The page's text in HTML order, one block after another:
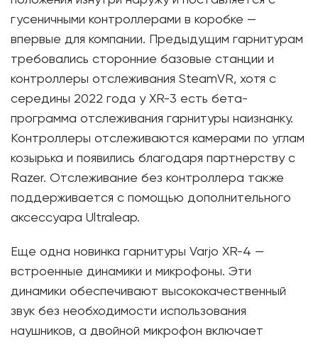
гусеничными контроллерами в коробке —
впервые для компании. Предыдущим гарнитурам
требовались сторонние базовые станции и
контроллеры отслеживания SteamVR, хотя с
середины 2022 года у XR-3 есть бета-
программа отслеживания гарнитуры наизнанку.
Контроллеры отслеживаются камерами по углам
козырька и появились благодаря партнерству с
Razer. Отслеживание без контроллера также
поддерживается с помощью дополнительного
аксессуара Ultraleap.
Еще одна новинка гарнитуры Varjo XR-4 —
встроенные динамики и микрофоны. Эти
динамики обеспечивают высококачественный
звук без необходимости использования
наушников, а двойной микрофон включает